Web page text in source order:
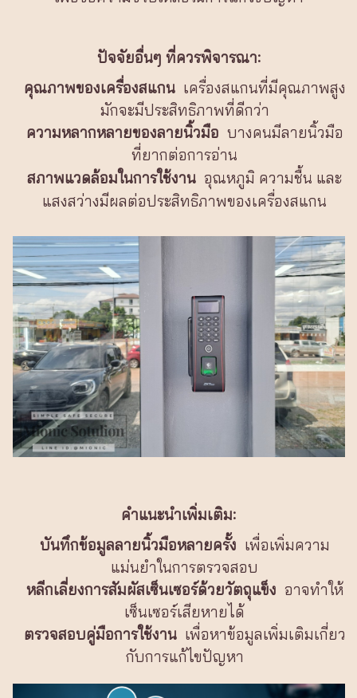
ปัจจัยอื่นๆ ที่ควรพิจารณา:
คุณภาพของเครื่องสแกน เครื่องสแกนที่มีคุณภาพสูง
มักจะมีประสิทธิภาพที่ดีกว่า
ความหลากหลายของลายนิ้วมือ บางคนมีลายนิ้วมือ
ที่ยากต่อการอ่าน
สภาพแวดล้อมในการใช้งาน อุณหภูมิ ความชื้น และ
แสงสว่างมีผลต่อประสิทธิภาพของเครื่องสแกน
คำแนะนำเพิ่มเติม:
บันทึกข้อมูลลายนิ้วมือหลายครั้ง เพื่อเพิ่มความ
แม่นยำในการตรวจสอบ
หลีกเลี่ยงการสัมผัสเซ็นเซอร์ด้วยวัตถุแข็ง อาจทำให้
เซ็นเซอร์เสียหายได้
ตรวจสอบคู่มือการใช้งาน เพื่อหาข้อมูลเพิ่มเติมเกี่ยว
กับการแก้ไขปัญหา